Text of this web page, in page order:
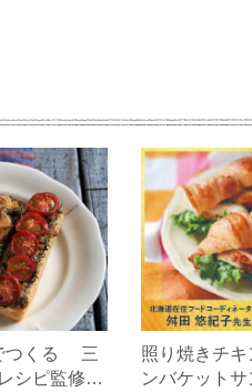
つくる 三
シピ監修：
照り焼きチ
ンバケットサ